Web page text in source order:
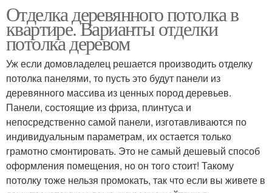
Отделка деревянного потолка в
квартире. Варианты отделки
потолка деревом
Уж если домовладелец решается производить отделку
потолка панелями, то пусть это будут панели из
деревянного массива из ценных пород деревьев.
Панели, состоящие из фриза, плинтуса и
непосредственно самой панели, изготавливаются по
индивидуальным параметрам, их остается только
грамотно смонтировать. Это не самый дешевый способ
оформления помещения, но он того стоит! Такому
потолку тоже нельзя промокать, так что если вы живете в